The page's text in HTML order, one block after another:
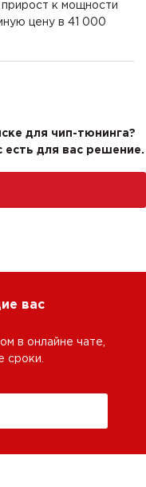
прирост к мощности
цену в 41 000
для чип-тюнинга?
есть для вас решение.
вас
в онлайне чате,
сроки.